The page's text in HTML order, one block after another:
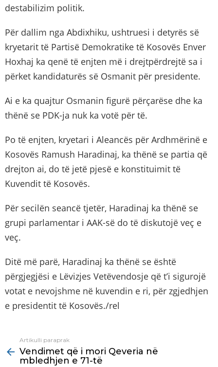
destabilizim politik.
Për dallim nga Abdixhiku, ushtruesi i detyrës së
kryetarit të Partisë Demokratike të Kosovës Enver
Hoxhaj ka qenë të enjten më i drejtpërdrejtë sa i
përket kandidaturës së Osmanit për presidente.
Ai e ka quajtur Osmanin figurë përçarëse dhe ka
thënë se PDK-ja nuk ka votë për të.
Po të enjten, kryetari i Aleancës për Ardhmërinë e
Kosovës Ramush Haradinaj, ka thënë se partia që
drejton ai, do të jetë pjesë e konstituimit të
Kuvendit të Kosovës.
Për secilën seancë tjetër, Haradinaj ka thënë se
grupi parlamentar i AAK-së do të diskutojë veç e
veç.
Ditë më parë, Haradinaj ka thënë se është
përgjegjësi e Lëvizjes Vetëvendosje që t’i sigurojë
votat e nevojshme në kuvendin e ri, për zgjedhjen
e presidentit të Kosovës./rel
more
Artikulli paraprak
Vendimet që i mori Qeveria në
mbledhjen e 71-të